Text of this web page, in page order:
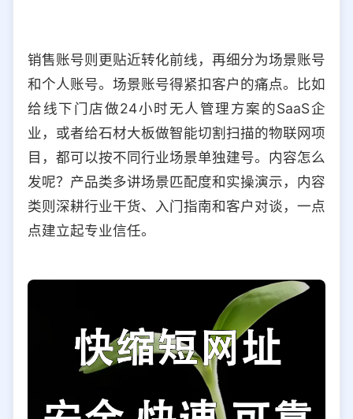
销售账号则更贴近转化前线，再细分为场景账号
和个人账号。场景账号得紧扣客户的痛点。比如
给线下门店做24小时无人管理方案的SaaS企
业，或者给石材大板做智能切割扫描的物联网项
目，都可以按不同行业场景单独建号。内容怎么
发呢？产品类多讲场景匹配度和实操演示，内容
类则深耕行业干货、入门指南和客户对谈，一点
点建立起专业信任。